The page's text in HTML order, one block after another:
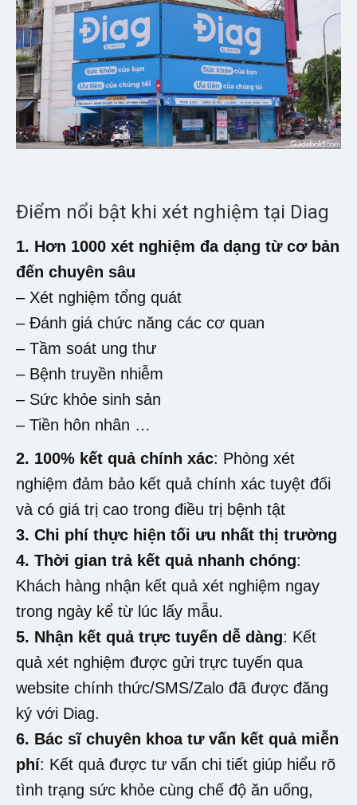
Điểm nổi bật khi xét nghiệm tại Diag
1. Hơn 1000 xét nghiệm đa dạng từ cơ bản
đến chuyên sâu
– Xét nghiệm tổng quát
– Đánh giá chức năng các cơ quan
– Tầm soát ung thư
– Bệnh truyền nhiễm
– Sức khỏe sinh sản
– Tiền hôn nhân …
2. 100% kết quả chính xác: Phòng xét
nghiệm đảm bảo kết quả chính xác tuyệt đối
và có giá trị cao trong điều trị bệnh tật
3. Chi phí thực hiện tối ưu nhất thị trường
4. Thời gian trả kết quả nhanh chóng:
Khách hàng nhận kết quả xét nghiệm ngay
trong ngày kể từ lúc lấy mẫu.
5. Nhận kết quả trực tuyến dễ dàng: Kết
quả xét nghiệm được gửi trực tuyến qua
website chính thức/SMS/Zalo đã được đăng
ký với Diag.
6. Bác sĩ chuyên khoa tư vấn kết quả miễn
phí: Kết quả được tư vấn chi tiết giúp hiểu rõ
tình trạng sức khỏe cùng chế độ ăn uống,